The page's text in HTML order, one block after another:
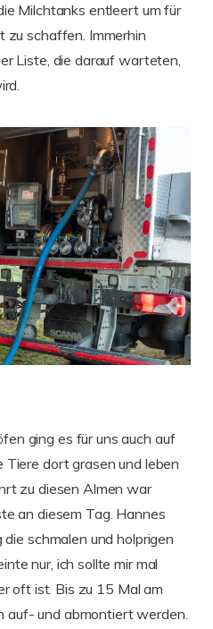
Milchtanks entleert um für
zu schaffen. Immerhin
Liste, die darauf warteten,
ging es für uns auch auf
Tiere dort grasen und leben
zu diesen Almen war
an diesem Tag. Hannes
schmalen und holprigen
nur, ich sollte mir mal
oft ist. Bis zu 15 Mal am
auf- und abmontiert werden.